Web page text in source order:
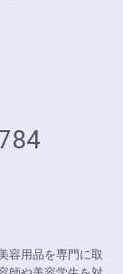
容用品を専門に取